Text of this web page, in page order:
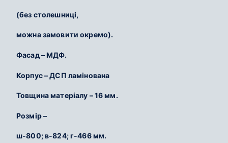
(без столешниці,
можна замовити окремо).
Фасад – МДФ.
Корпус – ДСП ламінована
Товщина матеріалу – 16 мм.
Розмір –
ш-800; в-824; г-466 мм.